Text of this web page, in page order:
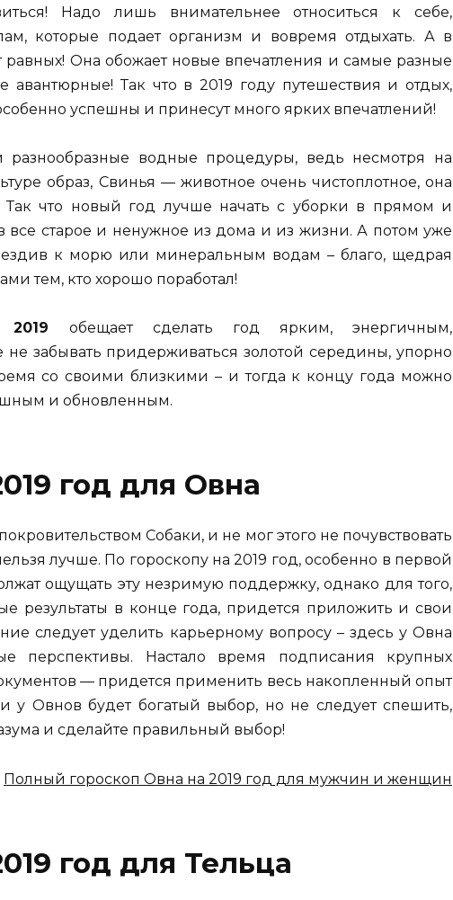
Надо лишь внимательнее относиться к себе,
которые подает организм и вовремя отдыхать. А в
равных! Она обожает новые впечатления и самые разные
Так что в 2019 году путешествия и отдых,
успешны и принесут много ярких впечатлений!
разнообразные водные процедуры, ведь несмотря на
образ, Свинья — животное очень чистоплотное, она
Так что новый год лучше начать с уборки в прямом и
все старое и ненужное из дома и из жизни. А потом уже
к морю или минеральным водам – благо, щедрая
тем, кто хорошо поработал!
обещает сделать год ярким, энергичным,
забывать придерживаться золотой середины, упорно
со своими близкими – и тогда к концу года можно
и обновленным.
год для Овна
Собаки, и не мог этого не почувствовать
лучше. По гороскопу на 2019 год, особенно в первой
ощущать эту незримую поддержку, однако для того,
результаты в конце года, придется приложить и свои
следует уделить карьерному вопросу – здесь у Овна
перспективы. Настало время подписания крупных
— придется применить весь накопленный опыт
у Овнов будет богатый выбор, но не следует спешить,
и сделайте правильный выбор!
Полный гороскоп Овна на 2019 год для мужчин и женщин
год для Тельца